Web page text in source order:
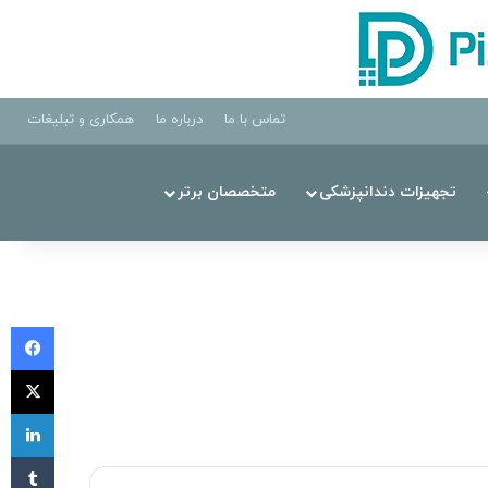
تماس با ما درباره ما همکاری و تبلیغات
تجهیزات دندانپزشکی متخصصان برتر
X